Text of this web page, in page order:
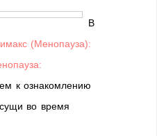
В
(Менопауза):
к ознакомлению
во время